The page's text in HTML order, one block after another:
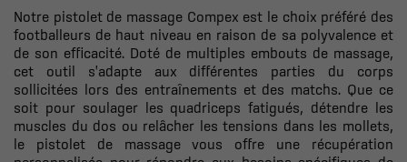
Notre pistolet de massage Compex est le choix préféré des
footballeurs de haut niveau en raison de sa polyvalence et
de son efficacité. Doté de multiples embouts de massage,
cet outil s'adapte aux différentes parties du corps
sollicitées lors des entraînements et des matchs. Que ce
soit pour soulager les quadriceps fatigués, détendre les
muscles du dos ou relâcher les tensions dans les mollets,
le pistolet de massage vous offre une récupération